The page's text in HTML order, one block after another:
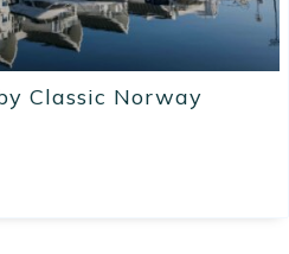
Classic Norway